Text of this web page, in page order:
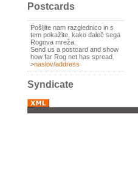
Postcards
Pošljite nam razglednico in s
tem pokažite, kako daleč sega
Rogova mreža.
Send us a postcard and show
how far Rog net has spread.
>naslov/address
Syndicate